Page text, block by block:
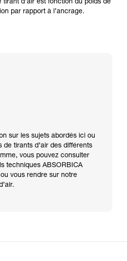
tirant d’air est fonction du poids de
par rapport à l’ancrage.
sur les sujets abordés ici ou
de tirants d’air des différents
vous pouvez consulter
techniques ABSORBICA
vous rendre sur notre